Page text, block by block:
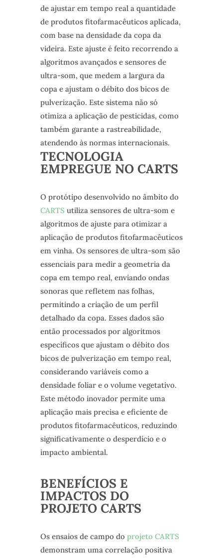
de ajustar em tempo real a quantidade
de produtos fitofarmacêuticos aplicada,
com base na densidade da copa da
videira. Este ajuste é feito recorrendo a
algoritmos avançados e sensores de
ultra-som, que medem a largura da
copa e ajustam o débito dos bicos de
pulverização. Este sistema não só
otimiza a aplicação de pesticidas, como
também garante a rastreabilidade,
atendendo às normas internacionais.
TECNOLOGIA
EMPREGUE NO CARTS
O protótipo desenvolvido no âmbito do
CARTS utiliza sensores de ultra-som e
algoritmos de ajuste para otimizar a
aplicação de produtos fitofarmacêuticos
em vinha. Os sensores de ultra-som são
essenciais para medir a geometria da
copa em tempo real, enviando ondas
sonoras que refletem nas folhas,
permitindo a criação de um perfil
detalhado da copa. Esses dados são
então processados por algoritmos
específicos que ajustam o débito dos
bicos de pulverização em tempo real,
considerando variáveis como a
densidade foliar e o volume vegetativo.
Este método inovador permite uma
aplicação mais precisa e eficiente de
produtos fitofarmacêuticos, reduzindo
significativamente o desperdício e o
impacto ambiental.
BENEFÍCIOS E
IMPACTOS DO
PROJETO CARTS
Os ensaios de campo do projeto CARTS
demonstram uma correlação positiva